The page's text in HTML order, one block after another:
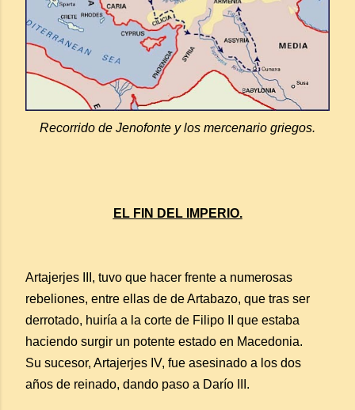
Recorrido de Jenofonte y los mercenario griegos.
EL FIN DEL IMPERIO.
Artajerjes III, tuvo que hacer frente a numerosas
rebeliones, entre ellas de de Artabazo, que tras ser
derrotado, huiría a la corte de Filipo II que estaba
haciendo surgir un potente estado en Macedonia.
Su sucesor, Artajerjes IV, fue asesinado a los dos
años de reinado, dando paso a Darío III.